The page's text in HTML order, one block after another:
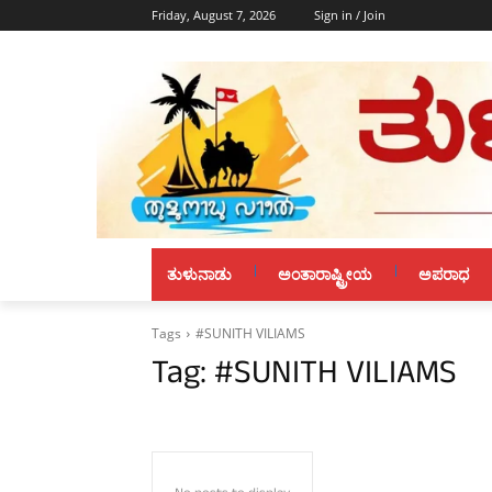
Friday, August 7, 2026 Sign in / Join
ತುಳುನಾಡು ಅಂತಾರಾಷ್ಟ್ರೀಯ ಅಪರಾಧ
Tags #SUNITH VILIAMS
Tag:#SUNITH VILIAMS